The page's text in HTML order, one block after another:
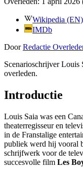
Wikipedia (EN)
IMDb
Door Redactie
Scenarioschrijver Louis
overleden.
Introductie
Louis Saia was een
theaterregisseur en
in de Franstalige
publiek werd hij vooral
schrijfwerk voor de
succesvolle film Les